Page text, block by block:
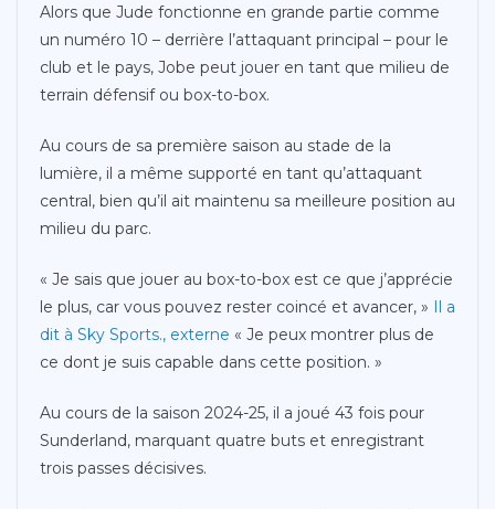
Alors que Jude fonctionne en grande partie comme
un numéro 10 – derrière l’attaquant principal – pour le
club et le pays, Jobe peut jouer en tant que milieu de
terrain défensif ou box-to-box.
Au cours de sa première saison au stade de la
lumière, il a même supporté en tant qu’attaquant
central, bien qu’il ait maintenu sa meilleure position au
milieu du parc.
« Je sais que jouer au box-to-box est ce que j’apprécie
le plus, car vous pouvez rester coincé et avancer, » Il a
dit à Sky Sports., externe « Je peux montrer plus de
ce dont je suis capable dans cette position. »
Au cours de la saison 2024-25, il a joué 43 fois pour
Sunderland, marquant quatre buts et enregistrant
trois passes décisives.